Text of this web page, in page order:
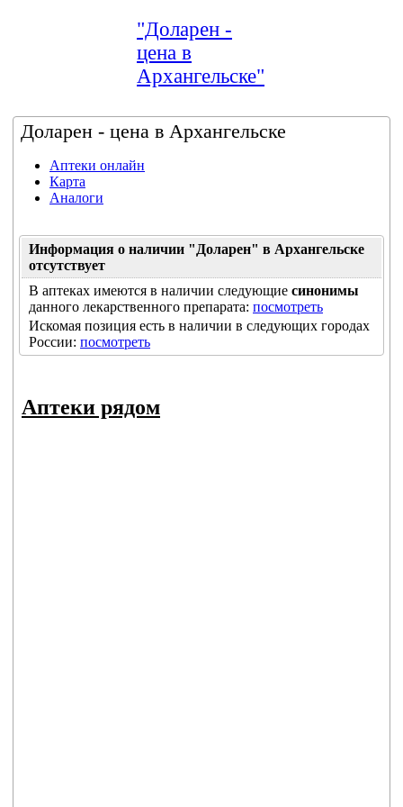
"Доларен -
цена в
Архангельске"
Доларен - цена в Архангельске
Аптеки онлайн
Карта
Аналоги
Информация о наличии "Доларен" в Архангельске
отсутствует
В аптеках имеются в наличии следующие синонимы
данного лекарственного препарата: посмотреть
Искомая позиция есть в наличии в следующих городах
России: посмотреть
Аптеки рядом